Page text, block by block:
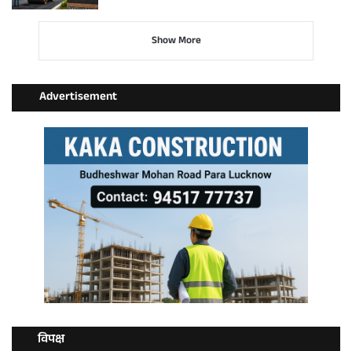
Show More
Advertisement
विपक्ष